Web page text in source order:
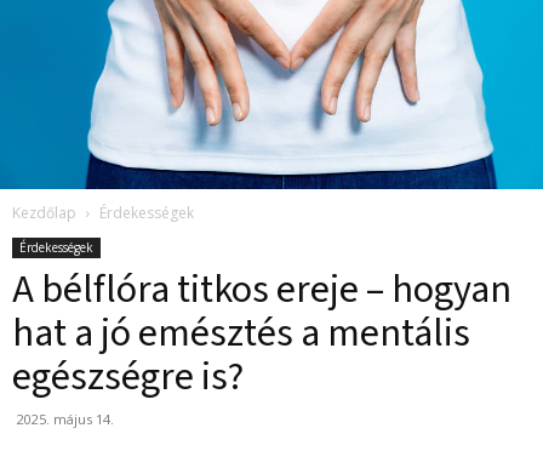
Kezdőlap Érdekességek
Érdekességek
A bélflóra titkos ereje – hogyan
hat a jó emésztés a mentális
egészségre is?
2025. május 14.